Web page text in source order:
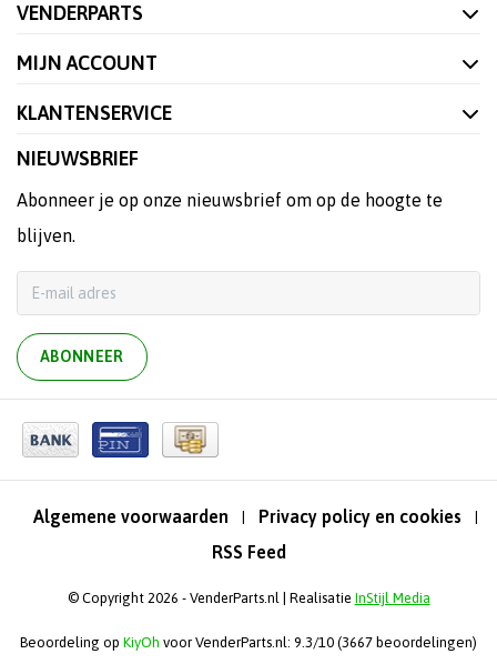
VENDERPARTS
MIJN ACCOUNT
KLANTENSERVICE
NIEUWSBRIEF
Abonneer je op onze nieuwsbrief om op de hoogte te
blijven.
ABONNEER
Algemene voorwaarden Privacy policy en cookies
RSS Feed
© Copyright 2026 - VenderParts.nl | Realisatie InStijl Media
Beoordeling op KiyOh voor VenderParts.nl: 9.3/10 (3667 beoordelingen)